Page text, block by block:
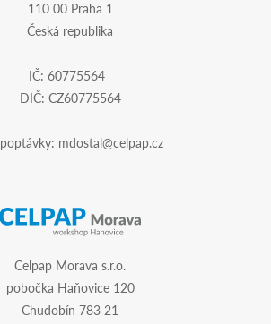
110 00 Praha 1
Česká republika
IČ: 60775564
DIČ: CZ60775564
mdostal@celpap.cz
Celpap Morava s.r.o.
pobočka Haňovice 120
Chudobín 783 21